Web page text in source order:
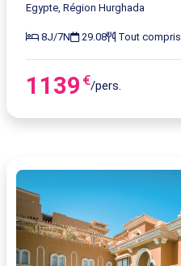
Egypte, Région Hurghada
8J/7N 29.08 Tout compris
1139 €/pers.